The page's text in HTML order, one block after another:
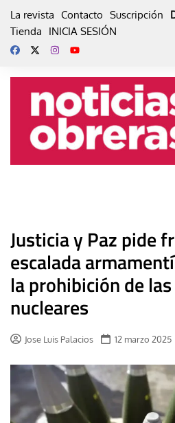
La revista Contacto Suscripción
Tienda
INICIA SESIÓN
Justicia y Paz pide
escalada
la prohibición de
nucleares
Jose Luis Palacios 12 marzo 2025